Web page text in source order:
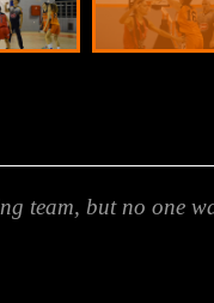
team, but no one